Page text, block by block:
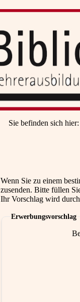
Sie befinden sich hier:
Wenn Sie zu einem
zusenden. Bitte füllen
Ihr Vorschlag wird
Erwerbungsvorschlag